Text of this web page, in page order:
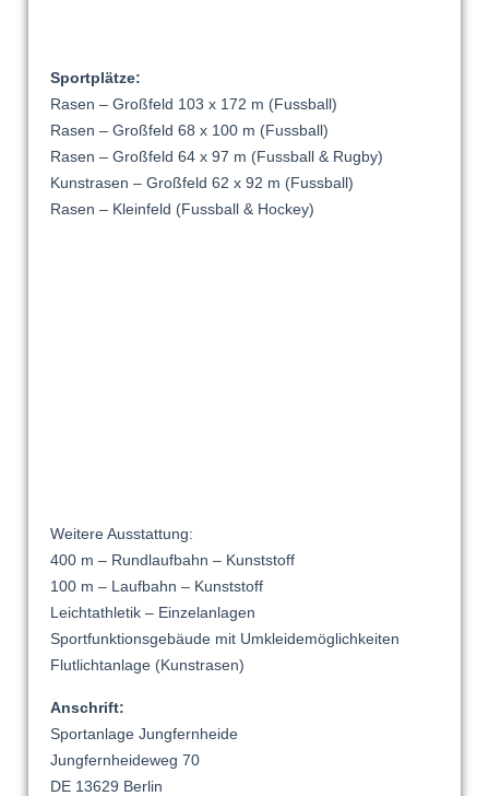
Sportplätze:
Rasen – Großfeld 103 x 172 m (Fussball)
Rasen – Großfeld 68 x 100 m (Fussball)
Rasen – Großfeld 64 x 97 m (Fussball & Rugby)
Kunstrasen – Großfeld 62 x 92 m (Fussball)
Rasen – Kleinfeld (Fussball & Hockey)
Weitere Ausstattung:
400 m – Rundlaufbahn – Kunststoff
100 m – Laufbahn – Kunststoff
Leichtathletik – Einzelanlagen
Sportfunktionsgebäude mit Umkleidemöglichkeiten
Flutlichtanlage (Kunstrasen)
Anschrift:
Sportanlage Jungfernheide
Jungfernheideweg 70
DE 13629 Berlin